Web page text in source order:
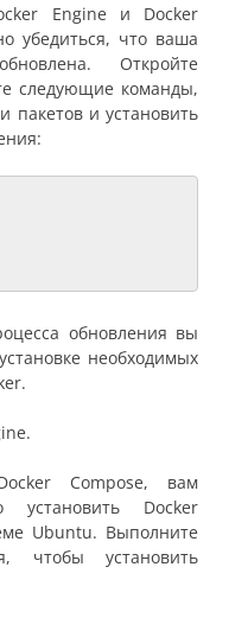
Engine и Docker
убедиться, что ваша
Откройте
следующие команды,
пакетов и установить
обновления вы
необходимых
Compose, вам
установить Docker
Ubuntu. Выполните
чтобы установить